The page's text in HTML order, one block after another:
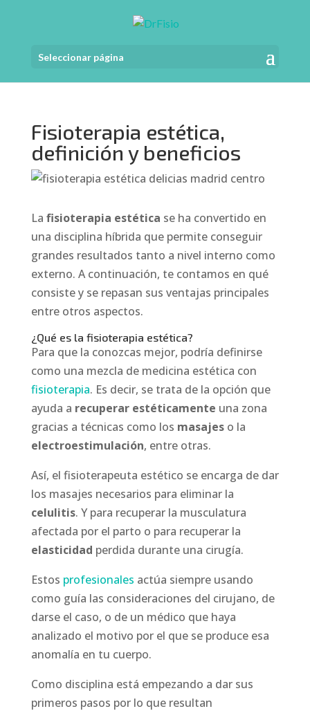
Seleccionar página
Fisioterapia estética,
definición y beneficios
La fisioterapia estética se ha convertido en
una disciplina híbrida que permite conseguir
grandes resultados tanto a nivel interno como
externo. A continuación, te contamos en qué
consiste y se repasan sus ventajas principales
entre otros aspectos.
¿Qué es la fisioterapia estética?
Para que la conozcas mejor, podría definirse
como una mezcla de medicina estética con
fisioterapia. Es decir, se trata de la opción que
ayuda a recuperar estéticamente una zona
gracias a técnicas como los masajeso la
electroestimulación, entre otras.
Así, el fisioterapeuta estético se encarga de dar
los masajes necesarios para eliminar la
celulitis. Y para recuperar la musculatura
afectada por el parto o para recuperar la
elasticidad perdida durante una cirugía.
Estos profesionales actúa siempre usando
como guía las consideraciones del cirujano, de
darse el caso, o de un médico que haya
analizado el motivo por el que se produce esa
anomalía en tu cuerpo.
Como disciplina está empezando a dar sus
primeros pasos por lo que resultan